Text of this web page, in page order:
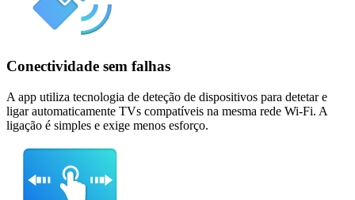
Conectividade sem falhas
A app utiliza tecnologia de deteção de dispositivos para detetar e
ligar automaticamente TVs compatíveis na mesma rede Wi-Fi. A
ligação é simples e exige menos esforço.